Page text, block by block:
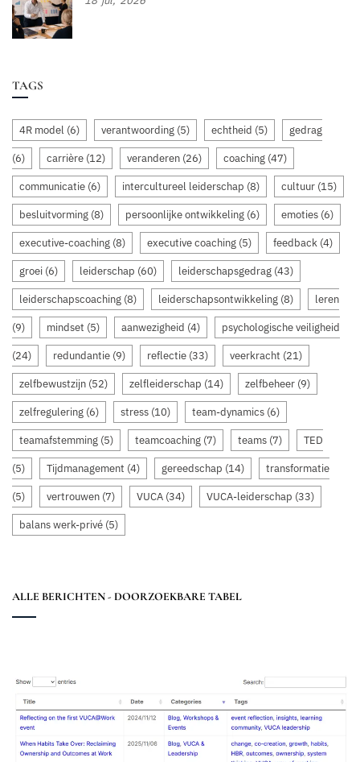
TAGS
4R model (6) verantwoording (5) echtheid (5) gedrag
(6) carrière (12) veranderen (26) coaching (47)
communicatie (6) intercultureel leiderschap (8) cultuur (15)
besluitvorming (8) persoonlijke ontwikkeling (6) emoties (6)
executive-coaching (8) executive coaching (5) feedback (4)
groei (6) leiderschap (60) leiderschapsgedrag (43)
leiderschapscoaching (8) leiderschapsontwikkeling (8) leren
(9) mindset (5) aanwezigheid (4) psychologische veiligheid
(24) redundantie (9) reflectie (33) veerkracht (21)
zelfbewustzijn (52) zelfleiderschap (14) zelfbeheer (9)
zelfregulering (6) stress (10) team-dynamics (6)
teamafstemming (5) teamcoaching (7) teams (7) TED
(5) Tijdmanagement (4) gereedschap (14) transformatie
(5) vertrouwen (7) VUCA (34) VUCA-leiderschap (33)
balans werk-privé (5)
ALLE BERICHTEN - DOORZOEKBARE TABEL